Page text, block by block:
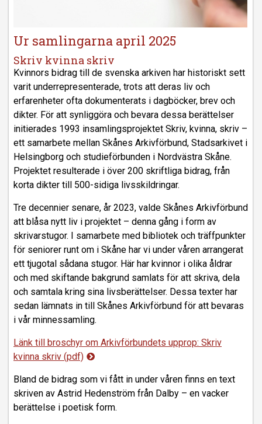
Ur samlingarna april 2025
Skriv kvinna skriv
Kvinnors bidrag till de svenska arkiven har historiskt sett
varit underrepresenterade, trots att deras liv och
erfarenheter ofta dokumenterats i dagböcker, brev och
dikter. För att synliggöra och bevara dessa berättelser
initierades 1993 insamlingsprojektet Skriv, kvinna, skriv –
ett samarbete mellan Skånes Arkivförbund, Stadsarkivet i
Helsingborg och studieförbunden i Nordvästra Skåne.
Projektet resulterade i över 200 skriftliga bidrag, från
korta dikter till 500-sidiga livsskildringar.
Tre decennier senare, år 2023, valde Skånes Arkivförbund
att blåsa nytt liv i projektet – denna gång i form av
skrivarstugor. I samarbete med bibliotek och träffpunkter
för seniorer runt om i Skåne har vi under våren arrangerat
ett tjugotal sådana stugor. Här har kvinnor i olika åldrar
och med skiftande bakgrund samlats för att skriva, dela
och samtala kring sina livsberättelser. Dessa texter har
sedan lämnats in till Skånes Arkivförbund för att bevaras
i vår minnessamling.
Länk till broschyr om Arkivförbundets upprop: Skriv
kvinna skriv (pdf)
Bland de bidrag som vi fått in under våren finns en text
skriven av Astrid Hedenström från Dalby – en vacker
berättelse i poetisk form.